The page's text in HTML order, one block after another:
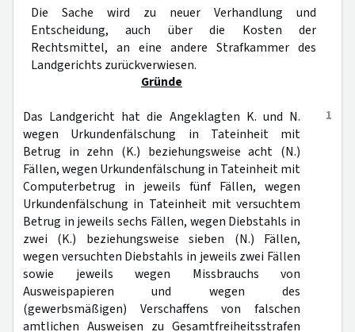
Die Sache wird zu neuer Verhandlung und
Entscheidung, auch über die Kosten der
Rechtsmittel, an eine andere Strafkammer des
Landgerichts zurückverwiesen.
Gründe
1
Das Landgericht hat die Angeklagten K. und N.
wegen Urkundenfälschung in Tateinheit mit
Betrug in zehn (K.) beziehungsweise acht (N.)
Fällen, wegen Urkundenfälschung in Tateinheit mit
Computerbetrug in jeweils fünf Fällen, wegen
Urkundenfälschung in Tateinheit mit versuchtem
Betrug in jeweils sechs Fällen, wegen Diebstahls in
zwei (K.) beziehungsweise sieben (N.) Fällen,
wegen versuchten Diebstahls in jeweils zwei Fällen
sowie jeweils wegen Missbrauchs von
Ausweispapieren und wegen des
(gewerbsmäßigen) Verschaffens von falschen
amtlichen Ausweisen zu Gesamtfreiheitsstrafen